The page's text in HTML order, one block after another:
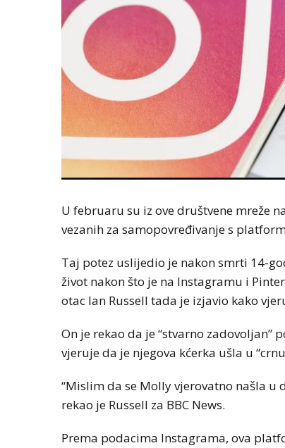
U februaru su iz ove društvene mreže
vezanih za samopovređivanje s
Taj potez uslijedio je nakon smrti 14-
život nakon što je na Instagramu i
otac Ian Russell tada je izjavio kako
On je rekao da je “stvarno
vjeruje da je njegova kćerka ušla u
“Mislim da se Molly vjerovatno našla u
rekao je Russell za BBC News.
Prema podacima Instagrama, ova